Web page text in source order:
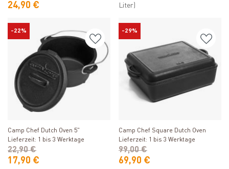
24,90 €
Liter)
-22%
Produkt ansehen
Camp Chef Dutch Oven 5"
Lieferzeit: 1 bis 3 Werktage
17,90 €
22,90 €
-29%
Camp Chef Square Dutch Oven
Lieferzeit: 1 bis 3 Werktage
69,90 €
99,00 €